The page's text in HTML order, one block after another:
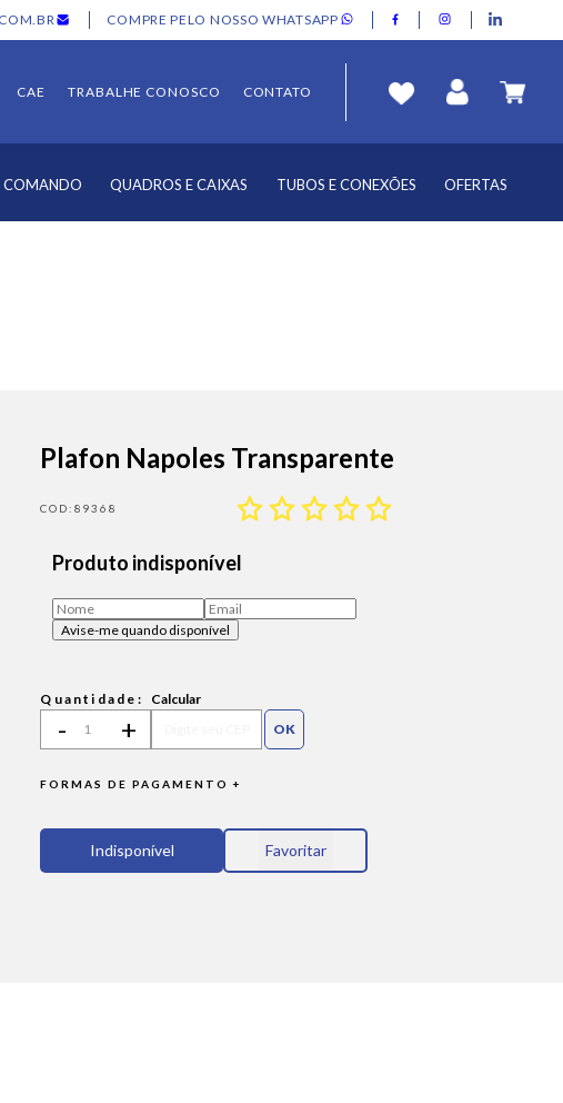
COMPRE PELO NOSSO WHATSAPP
CAE TRABALHE CONOSCO CONTATO
COMANDO QUADROS E CAIXAS TUBOS E CONEXÕES OFERTAS
Plafon Napoles Transparente
89368
Produto indisponível
Quantidade:
- +
Calcular
FORMAS DE PAGAMENTO +
Indisponível Favoritar